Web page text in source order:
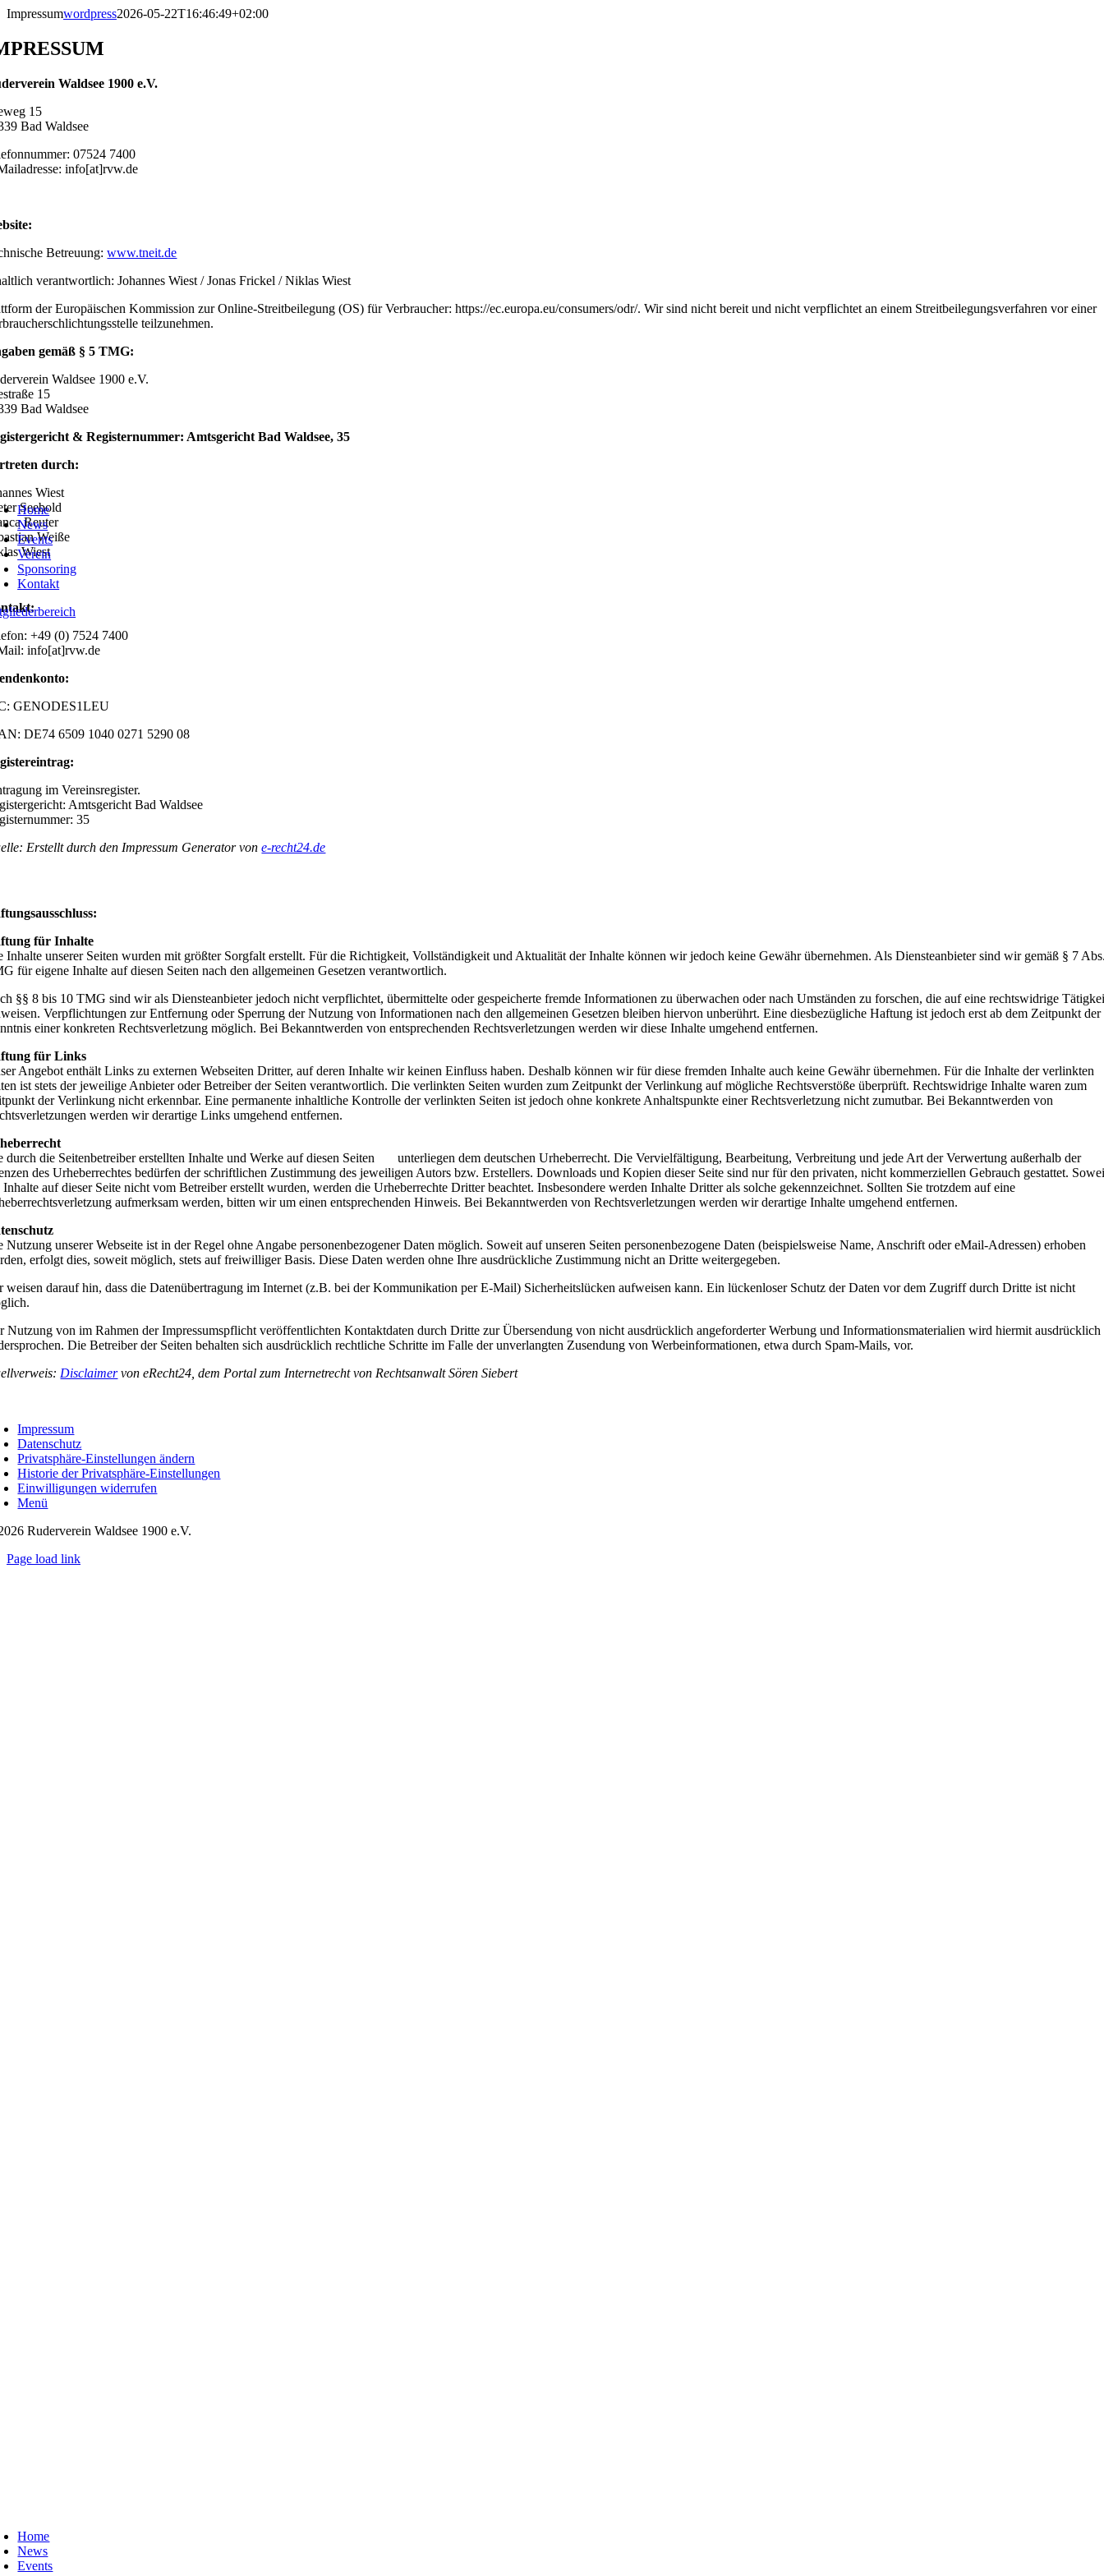
Skip
content
Home
News
Events
Verein
Sponsoring
Kontakt
Impressumwordpress2026-05-22T16:46:49+02:00
Waldsee 1900 e.V.
15
Bad Waldsee
07524 7400
info[at]rvw.de
Betreuung:www.tneit.de
verantwortlich: Johannes Wiest / Jonas Frickel / Niklas Wiest
der Europäischen Kommission zur Online-Streitbeilegung (OS) für Verbraucher:https://ec.europa.eu/consumers/odr/. Wir sind nicht bereit und nicht verpflichtet an einem Streitbeilegungsverfahren vor einer
teilzunehmen.
gemäß § 5 TMG:
Waldsee 1900 e.V.
15
Bad Waldsee
& Registernummer: Amtsgericht Bad Waldsee, 35
durch:
Wiest
Seebold
Reuter
Weiße
Wiest
+49 (0) 7524 7400
info[at]rvw.de
GENODES1LEU
DE74 6509 1040 0271 5290 08
im Vereinsregister.
Amtsgericht Bad Waldsee
35
Erstellt durch den Impressum Generator vone-recht24.de
für Inhalte
Inhalte unserer Seiten wurden mit größter Sorgfalt erstellt. Für die Richtigkeit, Vollständigkeit und Aktualität der Inhalte können wir jedoch keine Gewähr übernehmen. Als Diensteanbieter sind wir gemäß § 7
für eigene Inhalte auf diesen Seiten nach den allgemeinen Gesetzen verantwortlich.
§§ 8 bis 10 TMG sind wir als Diensteanbieter jedoch nicht verpflichtet, übermittelte oder gespeicherte fremde Informationen zu überwachen oder nach Umständen zu forschen, die auf eine rechtswidrige
Verpflichtungen zur Entfernung oder Sperrung der Nutzung von Informationen nach den allgemeinen Gesetzen bleiben hiervon unberührt. Eine diesbezügliche Haftung ist jedoch erst ab dem Zeitpunkt der
einer konkreten Rechtsverletzung möglich. Bei Bekanntwerden von entsprechenden Rechtsverletzungen werden wir diese Inhalte umgehend entfernen.
für Links
Angebot enthält Links zu externen Webseiten Dritter, auf deren Inhalte wir keinen Einfluss haben. Deshalb können wir für diese fremden Inhalte auch keine Gewähr übernehmen. Für die Inhalte der verlinkten
ist stets der jeweilige Anbieter oder Betreiber der Seiten verantwortlich. Die verlinkten Seiten wurden zum Zeitpunkt der Verlinkung auf mögliche Rechtsverstöße überprüft. Rechtswidrige Inhalte waren zum
der Verlinkung nicht erkennbar. Eine permanente inhaltliche Kontrolle der verlinkten Seiten ist jedoch ohne konkrete Anhaltspunkte einer Rechtsverletzung nicht zumutbar. Bei Bekanntwerden von
werden wir derartige Links umgehend entfernen.
durch die Seitenbetreiber erstellten Inhalte und Werke auf diesen Seiten unterliegen dem deutschen Urheberrecht. Die Vervielfältigung, Bearbeitung, Verbreitung und jede Art der Verwertung außerhalb der
des Urheberrechtes bedürfen der schriftlichen Zustimmung des jeweiligen Autors bzw. Erstellers. Downloads und Kopien dieser Seite sind nur für den privaten, nicht kommerziellen Gebrauch gestattet.
Inhalte auf dieser Seite nicht vom Betreiber erstellt wurden, werden die Urheberrechte Dritter beachtet. Insbesondere werden Inhalte Dritter als solche gekennzeichnet. Sollten Sie trotzdem auf eine
aufmerksam werden, bitten wir um einen entsprechenden Hinweis. Bei Bekanntwerden von Rechtsverletzungen werden wir derartige Inhalte umgehend entfernen.
Nutzung unserer Webseite ist in der Regel ohne Angabe personenbezogener Daten möglich. Soweit auf unseren Seiten personenbezogene Daten (beispielsweise Name, Anschrift oder eMail-Adressen) erhoben
erfolgt dies, soweit möglich, stets auf freiwilliger Basis. Diese Daten werden ohne Ihre ausdrückliche Zustimmung nicht an Dritte weitergegeben.
weisen darauf hin, dass die Datenübertragung im Internet (z.B. bei der Kommunikation per E-Mail) Sicherheitslücken aufweisen kann. Ein lückenloser Schutz der Daten vor dem Zugriff durch Dritte ist nicht
Nutzung von im Rahmen der Impressumspflicht veröffentlichten Kontaktdaten durch Dritte zur Übersendung von nicht ausdrücklich angeforderter Werbung und Informationsmaterialien wird hiermit ausdrücklich
Die Betreiber der Seiten behalten sich ausdrücklich rechtliche Schritte im Falle der unverlangten Zusendung von Werbeinformationen, etwa durch Spam-Mails, vor.
Disclaimervon eRecht24, dem Portal zum Internetrecht von Rechtsanwalt Sören Siebert
Impressum
Datenschutz
Privatsphäre-Einstellungen ändern
Historie der Privatsphäre-Einstellungen
Einwilligungen widerrufen
Menü
Ruderverein Waldsee 1900 e.V.
Page load link
Home
News
Events